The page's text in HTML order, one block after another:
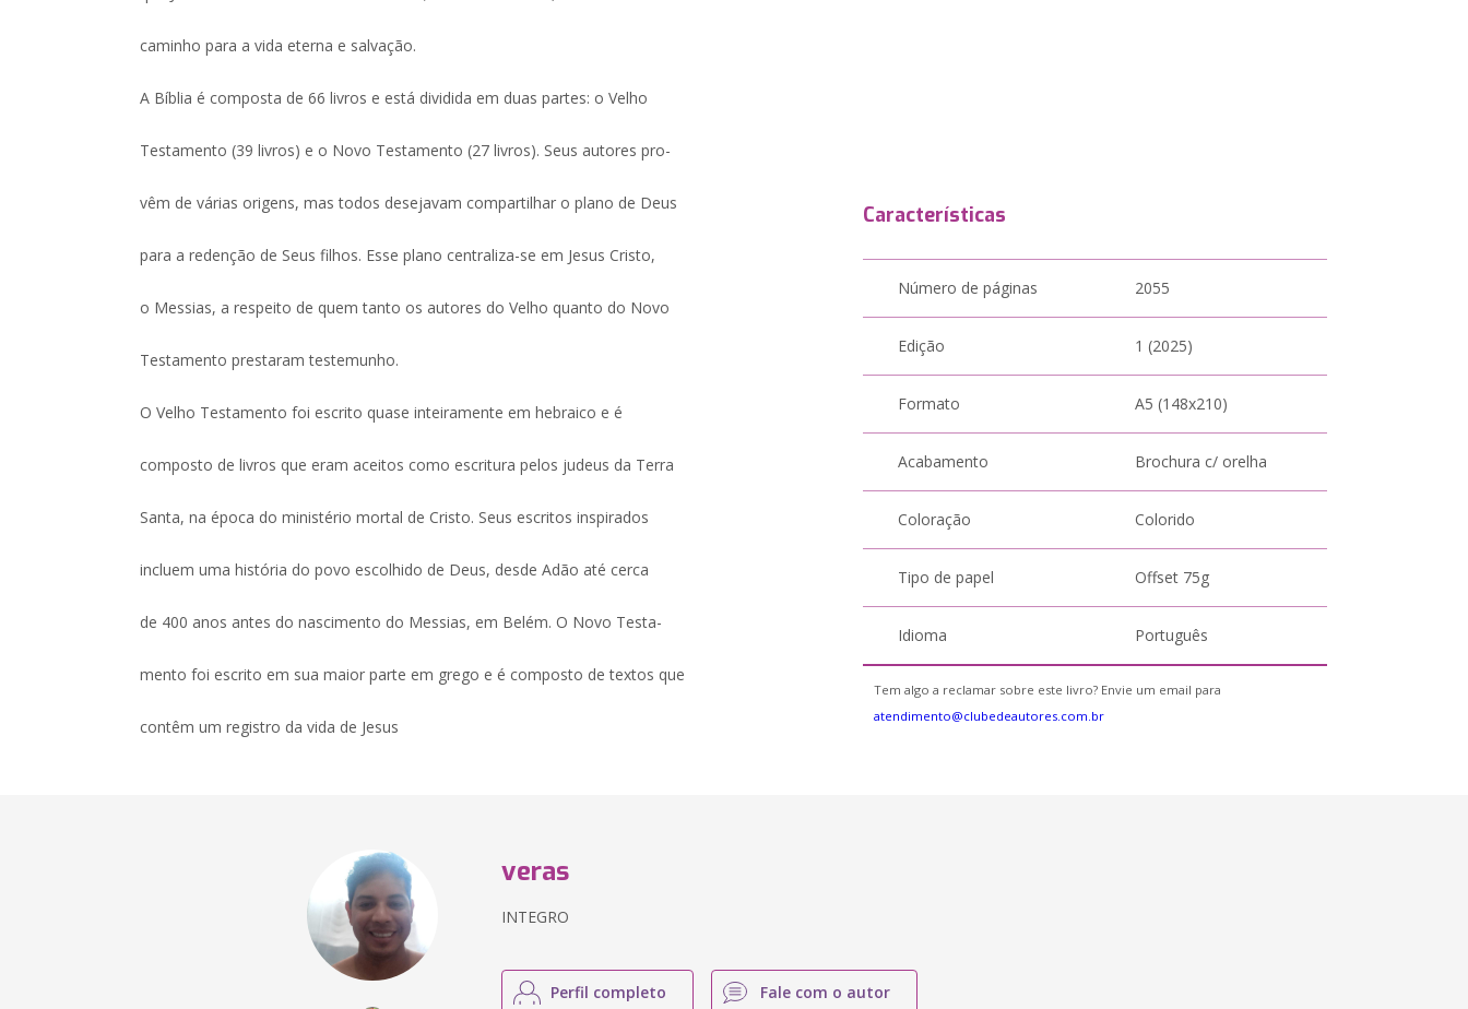
caminho para a vida eterna e salvação.
A Bíblia é composta de 66 livros e está dividida em duas partes: o Velho
Testamento (39 livros) e o Novo Testamento (27 livros). Seus autores pro-
vêm de várias origens, mas todos desejavam compartilhar o plano de Deus
para a redenção de Seus filhos. Esse plano centraliza-se em Jesus Cristo,
o Messias, a respeito de quem tanto os autores do Velho quanto do Novo
Testamento prestaram testemunho.
O Velho Testamento foi escrito quase inteiramente em hebraico e é
composto de livros que eram aceitos como escritura pelos judeus da Terra
Santa, na época do ministério mortal de Cristo. Seus escritos inspirados
incluem uma história do povo escolhido de Deus, desde Adão até cerca
de 400 anos antes do nascimento do Messias, em Belém. O Novo Testa-
mento foi escrito em sua maior parte em grego e é composto de textos que
contêm um registro da vida de Jesus
Características
Número de páginas 2055
Edição 1 (2025)
Formato A5 (148x210)
Acabamento Brochura c/ orelha
Coloração Colorido
Tipo de papel Offset 75g
Idioma Português
Tem algo a reclamar sobre este livro? Envie um email para
atendimento@clubedeautores.com.br
veras
INTEGRO
Perfil completo Fale com o autor